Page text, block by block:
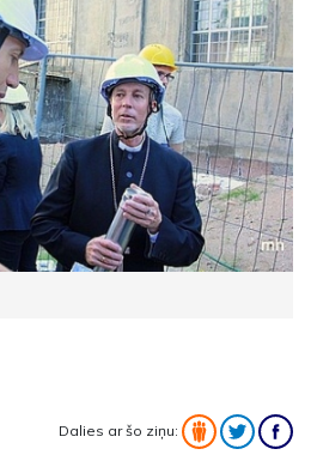
Dalies ar šo ziņu: